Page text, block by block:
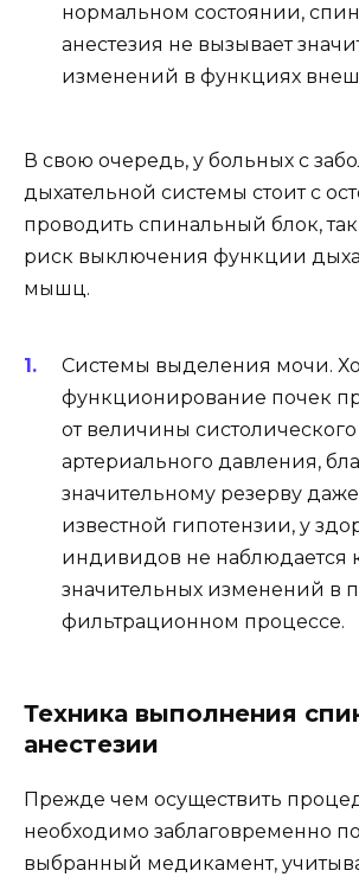
нормальном состоянии,
анестезия не вызывает
изменений в функциях
В свою очередь, у больных с
дыхательной системы стоит с
проводить спинальный блок,
риск выключения функции
мышц.
Системы выделения мочи.
функционирование почек
от величины систолического
артериального давления,
значительному резерву
известной гипотензии, у
индивидов не наблюдается
значительных изменений в
фильтрационном процессе.
Техника выполнения
анестезии
Прежде чем осуществить
необходимо заблаговременно
выбранный медикамент,